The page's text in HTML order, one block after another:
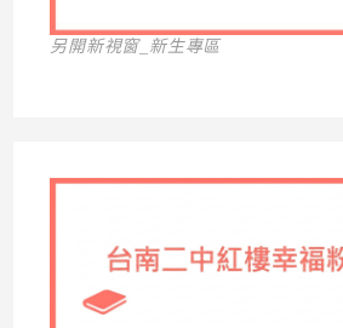
另開新視窗_新生專區